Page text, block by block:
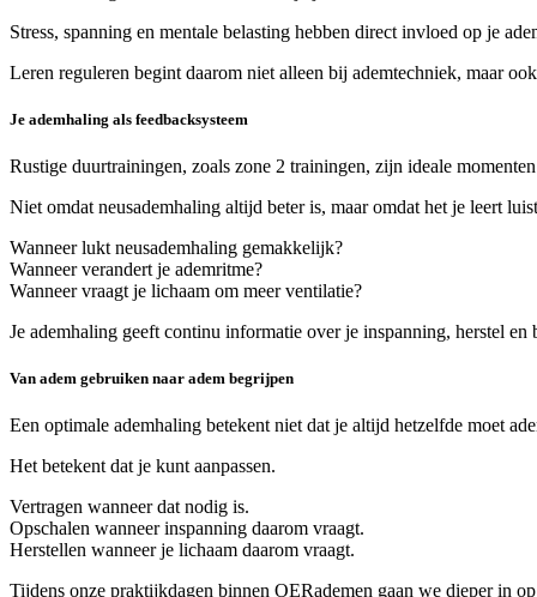
Stress, spanning en mentale belasting hebben direct invloed op je
Leren reguleren begint daarom niet alleen bij ademtechniek, maar
Je ademhaling als feedbacksysteem
Rustige duurtrainingen, zoals zone 2 trainingen, zijn ideale
Niet omdat neusademhaling altijd beter is, maar omdat het je leert
Wanneer lukt neusademhaling gemakkelijk?
Wanneer verandert je ademritme?
Wanneer vraagt je lichaam om meer ventilatie?
Je ademhaling geeft continu informatie over je inspanning, herstel en
Van adem gebruiken naar adem begrijpen
Een optimale ademhaling betekent niet dat je altijd hetzelfde moet
Het betekent dat je kunt aanpassen.
Vertragen wanneer dat nodig is.
Opschalen wanneer inspanning daarom vraagt.
Herstellen wanneer je lichaam daarom vraagt.
Tijdens onze praktijkdagen binnen OERademen gaan we dieper in